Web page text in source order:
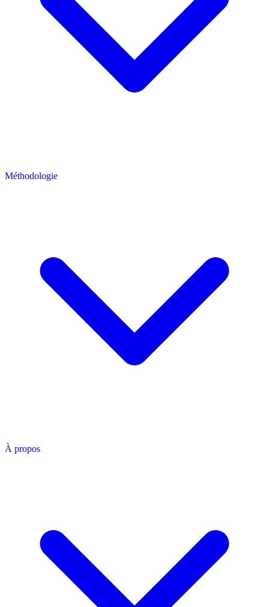
Méthodologie
À propos